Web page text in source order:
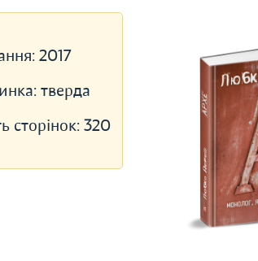
2017
тверда
сторінок:320